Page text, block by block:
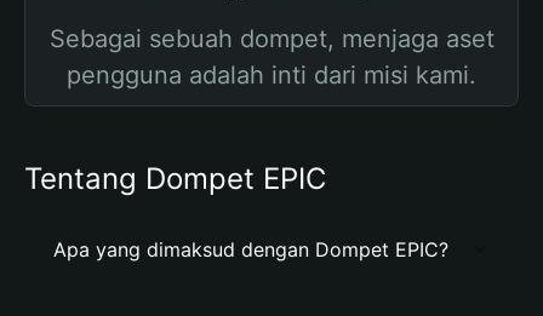
Sebagai sebuah dompet, menjaga aset
pengguna adalah inti dari misi kami.
Tentang Dompet EPIC
Apa yang dimaksud dengan Dompet EPIC?